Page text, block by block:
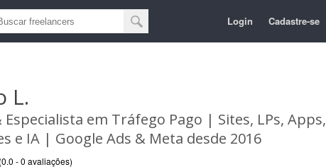
Login Cadastre-se
L.
Especialista em Tráfego Pago | Sites, LPs, Apps,
e IA | Google Ads & Meta desde 2016
(0.0 - 0 avaliações)